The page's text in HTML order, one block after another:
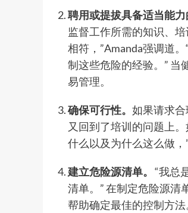
聘用或提拔具备适当能力
监督工作所需的知识、
相符，”Amanda强调道
制这些危险的经验。” 当
易管理。
确保可行性。 如果请求
又回到了培训的问题上
什么以及为什么这么做
建立危险源清单。 “我总
清单。” 在制定危险源清
帮助确定最佳的控制方